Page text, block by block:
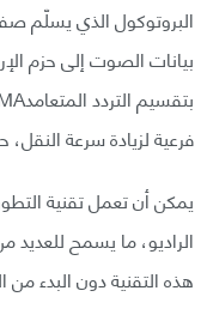
البروتوكول الذي يسلّم
بيانات الصوت إلى حزم
فرعية لزيادة سرعة
يمكن أن تعمل تقنية
الراديو، ما يسمح
هذه التقنية دون البدء من